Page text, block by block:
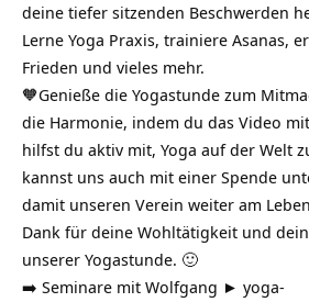
deine tiefer sitzenden Beschwerden
Lerne Yoga Praxis, trainiere Asanas,
Frieden und vieles mehr.
🧡Genieße die Yogastunde zum
die Harmonie, indem du das Video
hilfst du aktiv mit, Yoga auf der Welt
kannst uns auch mit einer Spende
damit unseren Verein weiter am
Dank für deine Wohltätigkeit und
unserer Yogastunde. 🙂
➡️ Seminare mit Wolfgang ► yoga-